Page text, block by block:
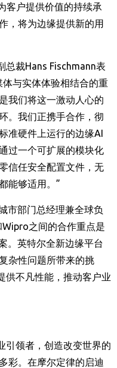
客户提供价值的持续承
，将为边缘提供新的用
总裁Hans Fischmann表
与实体体验相结合的重
我们将这一激动人心的
。我们正携手合作，彻
准硬件上运行的边缘AI
过一个可扩展的模块化
信任安全配置文件，无
能够适用。 ”
市部门总经理兼全球负
Wipro之间的合作重点是
。英特尔全新边缘平台
杂性问题所带来的挑
供不凡性能，推动客户业
引领者，创造改变世界的
彩。在摩尔定律的启迪